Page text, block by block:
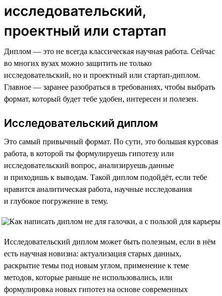
исследовательский,
проектный или стартап
Диплом — это не всегда классическая научная работа. Сейчас
во многих вузах можно защитить не только
исследовательский, но и проектный или стартап-диплом.
Главное — заранее разобраться в требованиях, чтобы выбрать
формат, который будет тебе удобен, интересен и полезен.
Исследовательский диплом
Это самый привычный формат. По сути, это большая курсовая
работа, в которой ты формулируешь гипотезу или
исследовательский вопрос, анализируешь данные
и приходишь к выводам. Такой диплом подойдёт, если тебе
нравится аналитическая работа, научные исследования
и глубокое погружение в тему.
Исследовательский диплом может быть полезным, если в нём
есть научная новизна: актуализация старых данных,
раскрытие темы под новым углом, применение к теме
методов, которые раньше не использовались, или
формулировка новых гипотез на основе современных